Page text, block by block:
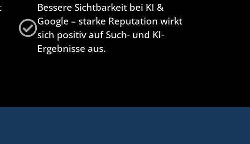
Bessere Sichtbarkeit bei KI &
Google – starke Reputation wirkt
sich positiv auf Such- und KI-
Ergebnisse aus.